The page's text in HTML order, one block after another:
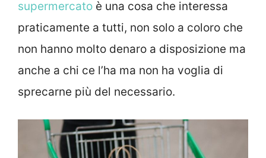
supermercato è una cosa che interessa
praticamente a tutti, non solo a coloro che
non hanno molto denaro a disposizione ma
anche a chi ce l’ha ma non ha voglia di
sprecarne più del necessario.